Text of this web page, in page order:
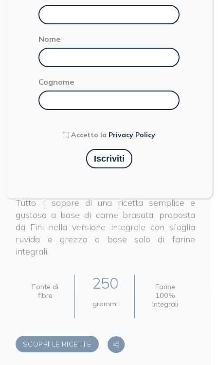
Ravioli alla carne
Tutto il sapore di una ricetta semplice e
gustosa a base di carne brasata, proposta
da Fini nella versione integrale con sfoglia
ruvida e grezza a base solo di farine
integrali.
Fonte di
fibre
250
grammi
Farine
100%
Integrali
SCOPRI LE RICETTE
Nome
Cognome
Accetto la Privacy Policy